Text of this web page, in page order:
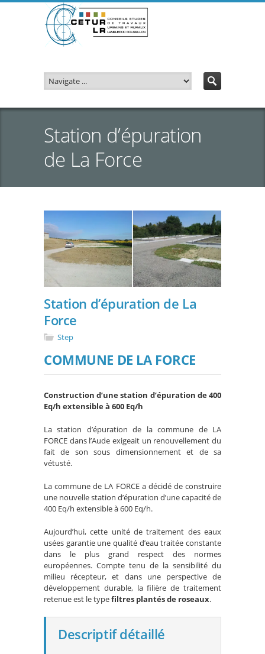
Station d’épuration
de La Force
Station d’épuration de La
Force
Step
COMMUNE DE LA FORCE
Construction d’une station d’épuration de 400
Eq/h extensible à 600 Eq/h
La station d’épuration de la commune de LA
FORCE dans l’Aude exigeait un renouvellement du
fait de son sous dimensionnement et de sa
vétusté.
La commune de LA FORCE a décidé de construire
une nouvelle station d’épuration d’une capacité de
400 Eq/h extensible à 600 Eq/h.
Aujourd’hui, cette unité de traitement des eaux
usées garantie une qualité d’eau traitée constante
dans le plus grand respect des normes
européennes. Compte tenu de la sensibilité du
milieu récepteur, et dans une perspective de
développement durable, la filière de traitement
retenue est le typefiltres plantés de roseaux.
Descriptif détaillé